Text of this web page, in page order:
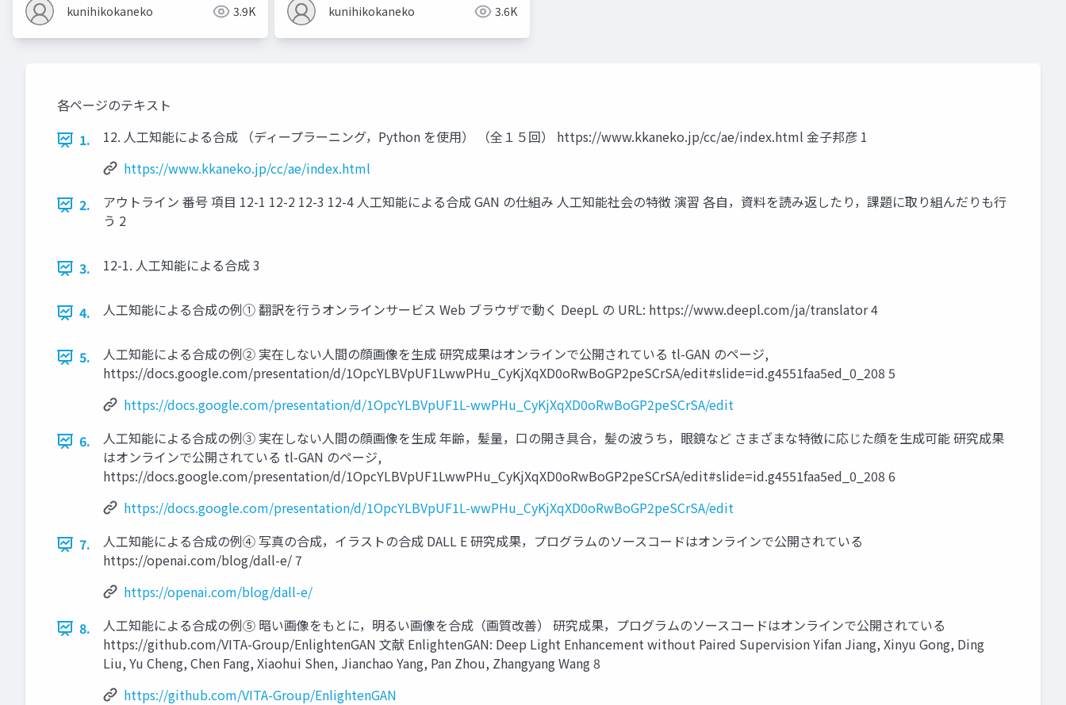
kunihikokaneko 3.9K kunihikokaneko 3.6K
各ページのテキスト
1.
12. 人工知能による合成 （ディープラーニング，Python を使用） （全１５回） https://www.kkaneko.jp/cc/ae/index.html 金子邦彦 1
https://www.kkaneko.jp/cc/ae/index.html
2.
アウトライン 番号 項目 12-1 12-2 12-3 12-4 人工知能による合成 GAN の仕組み 人工知能社会の特徴 演習 各自，資料を読み返したり，課題に取り組んだりも行
う 2
3. 12-1. 人工知能による合成 3
4. 人工知能による合成の例① 翻訳を行うオンラインサービス Web ブラウザで動く DeepL の URL: https://www.deepl.com/ja/translator 4
5.
人工知能による合成の例② 実在しない人間の顔画像を生成 研究成果はオンラインで公開されている tl-GAN のページ,
https://docs.google.com/presentation/d/1OpcYLBVpUF1LwwPHu_CyKjXqXD0oRwBoGP2peSCrSA/edit#slide=id.g4551faa5ed_0_208 5
https://docs.google.com/presentation/d/1OpcYLBVpUF1L-wwPHu_CyKjXqXD0oRwBoGP2peSCrSA/edit
6.
人工知能による合成の例③ 実在しない人間の顔画像を生成 年齢，髪量，口の開き具合，髪の波うち，眼鏡など さまざまな特徴に応じた顔を生成可能 研究成果
はオンラインで公開されている tl-GAN のページ,
https://docs.google.com/presentation/d/1OpcYLBVpUF1LwwPHu_CyKjXqXD0oRwBoGP2peSCrSA/edit#slide=id.g4551faa5ed_0_208 6
https://docs.google.com/presentation/d/1OpcYLBVpUF1L-wwPHu_CyKjXqXD0oRwBoGP2peSCrSA/edit
7.
人工知能による合成の例④ 写真の合成，イラストの合成 DALL E 研究成果，プログラムのソースコードはオンラインで公開されている
https://openai.com/blog/dall-e/ 7
https://openai.com/blog/dall-e/
8.
人工知能による合成の例⑤ 暗い画像をもとに，明るい画像を合成（画質改善） 研究成果，プログラムのソースコードはオンラインで公開されている
https://github.com/VITA-Group/EnlightenGAN 文献 EnlightenGAN: Deep Light Enhancement without Paired Supervision Yifan Jiang, Xinyu Gong, Ding
Liu, Yu Cheng, Chen Fang, Xiaohui Shen, Jianchao Yang, Pan Zhou, Zhangyang Wang 8
https://github.com/VITA-Group/EnlightenGAN